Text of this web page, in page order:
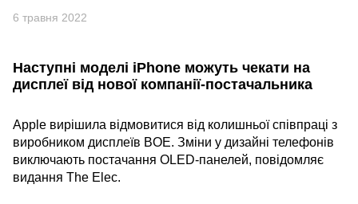
6 травня 2022
Наступні моделі iPhone можуть чекати на
дисплеї від нової компанії-постачальника
Apple вирішила відмовитися від колишньої співпраці з
виробником дисплеїв BOE. Зміни у дизайні телефонів
виключають постачання OLED-панелей, повідомляє
видання The Elec.